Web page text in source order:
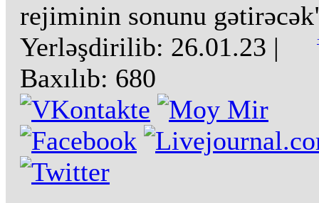
rejiminin sonunu
Yerləşdirilib: 26.01.23 |
Baxılıb: 680